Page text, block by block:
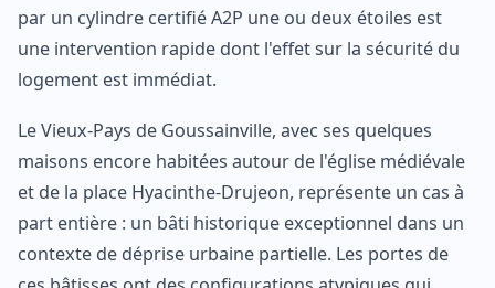
par un cylindre certifié A2P une ou deux étoiles est
une intervention rapide dont l'effet sur la sécurité du
logement est immédiat.
Le Vieux-Pays de Goussainville, avec ses quelques
maisons encore habitées autour de l'église médiévale
et de la place Hyacinthe-Drujeon, représente un cas à
part entière : un bâti historique exceptionnel dans un
contexte de déprise urbaine partielle. Les portes de